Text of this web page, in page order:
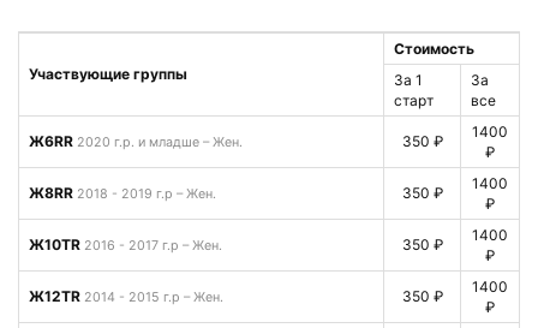
Участвующие группы
Стоимость
За 1
старт
За
все
Ж6RR 2020 г.р. и младше – Жен. 350 ₽
1400
₽
Ж8RR 2018 - 2019 г.р – Жен. 350 ₽
1400
₽
Ж10TR 2016 - 2017 г.р – Жен. 350 ₽
1400
₽
Ж12TR 2014 - 2015 г.р – Жен. 350 ₽
1400
₽